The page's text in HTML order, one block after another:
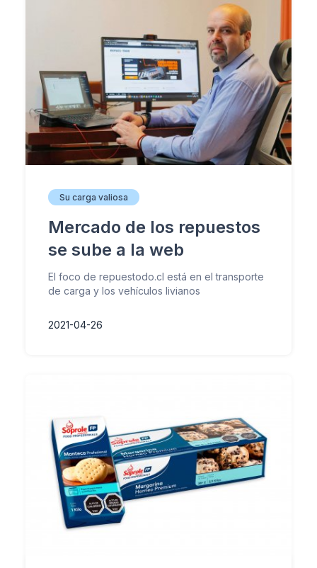
Su carga valiosa
Mercado de los repuestos
se sube a la web
El foco de repuestodo.cl está en el transporte
de carga y los vehículos livianos
2021-04-26